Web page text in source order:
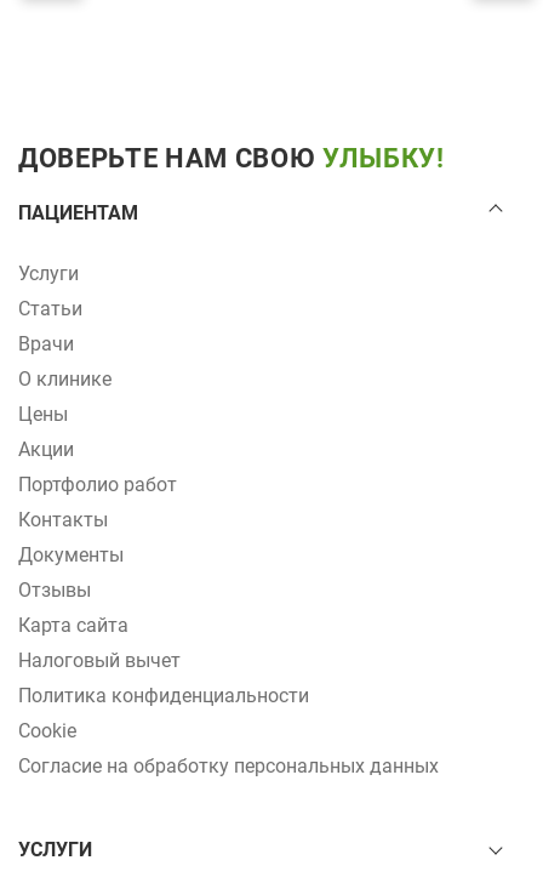
ДОВЕРЬТЕ НАМ СВОЮ УЛЫБКУ!
ПАЦИЕНТАМ
Услуги
Статьи
Врачи
О клинике
Цены
Акции
Портфолио работ
Контакты
Документы
Отзывы
Карта сайта
Налоговый вычет
Политика конфиденциальности
Cookie
Согласие на обработку персональных данных
УСЛУГИ